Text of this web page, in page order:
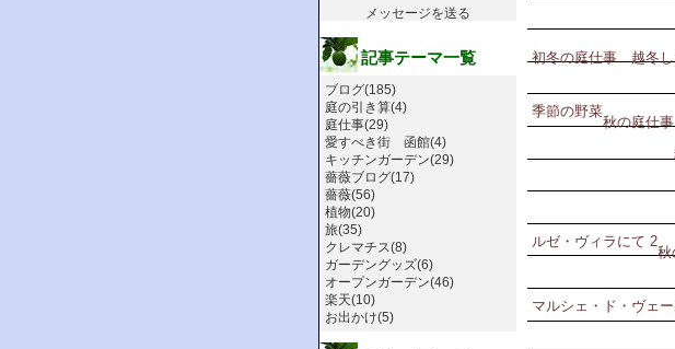
初冬の庭仕事 越冬し
季節の野菜
秋の庭仕事
ルゼ・ヴィラにて 2
秋
マルシェ・ド・ヴェ
メッセージを送る
記事テーマ一覧
ブログ(185)
庭の引き算(4)
庭仕事(29)
愛すべき街 函館(4)
キッチンガーデン(29)
薔薇ブログ(17)
薔薇(56)
植物(20)
旅(35)
クレマチス(8)
ガーデングッズ(6)
オープンガーデン(46)
楽天(10)
お出かけ(5)